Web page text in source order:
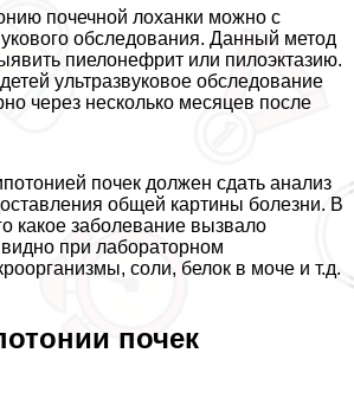
почечной лоханки можно с
обследования. Данный метод
пиелонефрит или пилоэктазию.
ультразвуковое обследование
через несколько месяцев после
почек должен сдать анализ
общей картины болезни. В
какое заболевание вызвало
при лабораторном
соли, белок в моче и т.д.
почек